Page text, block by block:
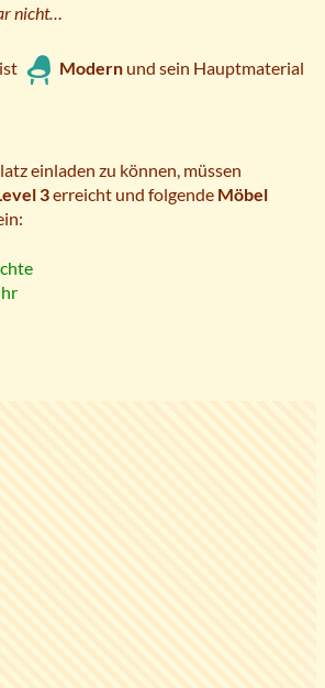
nicht…
Modern und sein Hauptmaterial
einladen zu können, müssen
3erreicht und folgende Möbel